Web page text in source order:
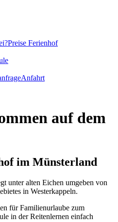
Preise Ferienhof
Anfahrt
auf dem
im Münsterland
unter alten Eichen umgeben von
in Westerkappeln.
für Familienurlaube zum
in der Reitenlernen einfach